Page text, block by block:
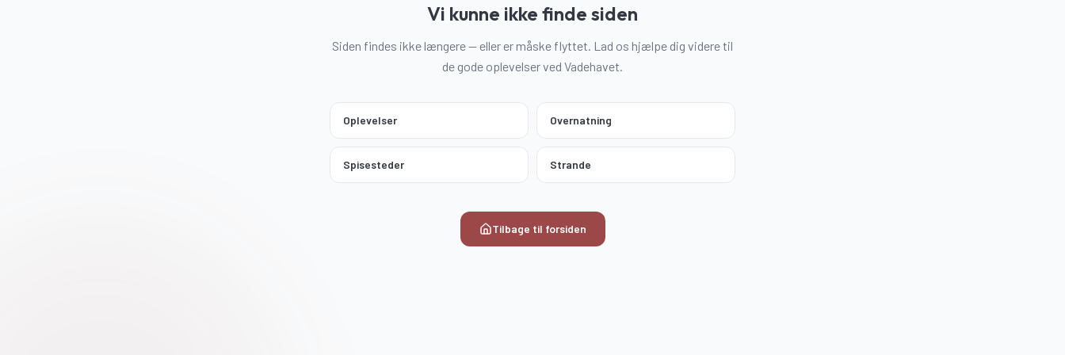
Vi kunne ikke finde siden
Siden findes ikke længere — eller er måske flyttet. Lad os hjælpe dig videre til
de gode oplevelser ved Vadehavet.
Oplevelser Overnatning
Spisesteder Strande
Tilbage til forsiden